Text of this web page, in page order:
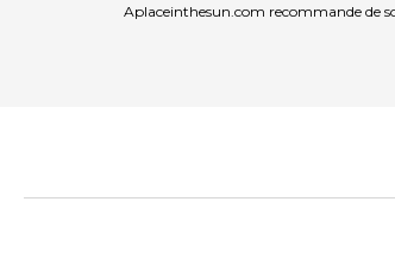
Aplaceinthesun.com recommande de